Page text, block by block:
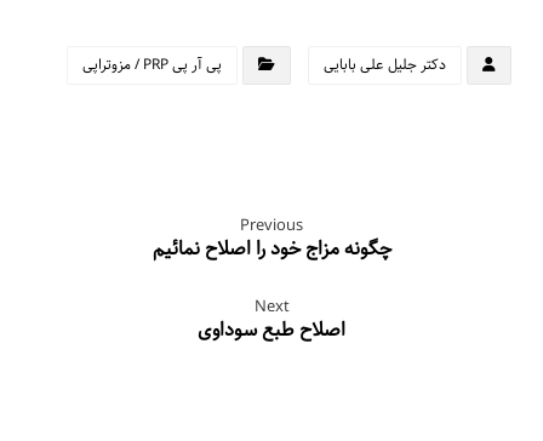
دکتر جلیل علی بابایی پى آر پى PRP / مزوتراپى
Previous
چگونه مزاج خود را اصلاح نمائیم
Next
اصلاح طبع سوداوی